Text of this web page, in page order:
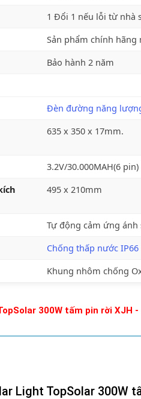
1 Đổi 1 nếu lỗi từ nhà
Sản phẩm chính hãng
Bảo hành 2 năm
Đèn đường năng
635 x 350 x 17mm.
3.2V/30.000MAH(6 pin)
495 x 210mm
Tự động cảm ứng
Chống thấp nước IP66
Khung nhôm chống
300W tấm pin rời XJH -
Light TopSolar 300W